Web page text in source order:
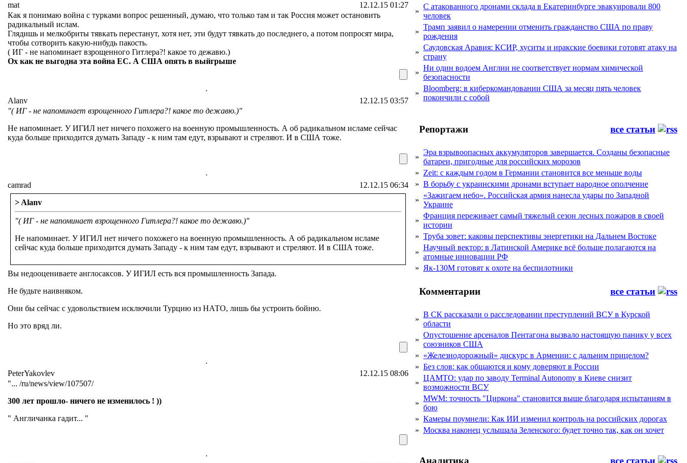
mat
12.12.15 01:27
Как я понимаю война с турками вопрос решенный, думаю, что только там и так Россия может остановить
радикальный ислам.
Глядишь и мелкобриты тявкать перестанут, хотя нет, эти будут тявкать до последнего, а потом попросят мира,
чтобы сотворить какую-нибудь пакость.
( ИГ - не напоминает взрощенного Гитлера?! какое то дежавю.)
Ох как не выгодна эта война ЕС. А США опять в выйгрыше
.
Alanv
12.12.15 03:57
"( ИГ - не напоминает взрощенного Гитлера?! какое то дежавю.)"
Не напоминает. У ИГИЛ нет ничего похожего на военную промышленность. А об радикальном исламе сейчас
куда больше приходится думать Западу - к ним там едут, взрывают и стреляют. И в США тоже.
.
camrad
12.12.15 06:34
> Alanv
"( ИГ - не напоминает взрощенного Гитлера?! какое то дежавю.)"
Не напоминает. У ИГИЛ нет ничего похожего на военную промышленность. А об радикальном исламе
сейчас куда больше приходится думать Западу - к ним там едут, взрывают и стреляют. И в США тоже.
Вы недооцениваете англосаксов. У ИГИЛ есть вся промышленность Запада.
Не будьте наивняком.
Они бы сейчас с удовольствием исключили Турцию из НАТО, лишь бы устроить бойню.
Но это вряд ли.
.
PeterYakovlev
12.12.15 08:06
"... /ru/news/view/107507/
300 лет прошло- ничего не изменилось ! ))
" Англичанка гадит... "
.
»
С атакованного дронами склада в Екатеринбурге эвакуировали 800
человек
»
Трамп заявил о намерении отменить гражданство США по праву
рождения
»
Саудовская Аравия: КСИР, хуситы и иракские боевики готовят атаку на
страну
»
Ни один водоем Англии не соответствует нормам химической
безопасности
»
Bloomberg: в киберкомандовании США за месяц пять человек
покончили с собой
Репортажи все статьи
»
Эра взрывоопасных аккумуляторов завершается. Созданы безопасные
батареи, пригодные для российских морозов
» Zeit: с каждым годом в Германии становится все меньше воды
» В борьбу с украинскими дронами вступает народное ополчение
»
«Зажигаем небо». Российская армия нанесла удары по Западной
Украине
»
Франция переживает самый тяжелый сезон лесных пожаров в своей
истории
» Труба зовет: каковы перспективы энергетики на Дальнем Востоке
»
Научный вектор: в Латинской Америке всё больше полагаются на
атомные инновации РФ
» Як-130М готовят к охоте на беспилотники
Комментарии все статьи
»
В СК рассказали о расследовании преступлений ВСУ в Курской
области
»
Опустошение арсеналов Пентагона вызвало настоящую панику у всех
союзников США
» «Железнодорожный» дискурс в Армении: с дальним прицелом?
» Без слов: как общаются и кому доверяют в России
»
ЦАМТО: удар по заводу Terminal Autonomy в Киеве снизит
возможности ВСУ
»
MWM: точность "Циркона" становится выше благодаря испытаниям в
бою
» Камеры поумнели: Как ИИ изменил контроль на российских дорогах
» Москва наконец услышала Зеленского: будет точно так, как он хочет
Аналитика все статьи